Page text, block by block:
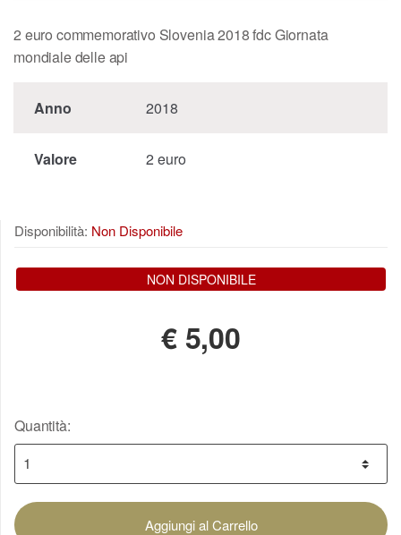
2 euro commemorativo Slovenia 2018 fdc Giornata
mondiale delle api
Anno 2018
Valore 2 euro
Disponibilità: Non Disponibile
NON DISPONIBILE
€ 5,00
Quantità:
Aggiungi al Carrello